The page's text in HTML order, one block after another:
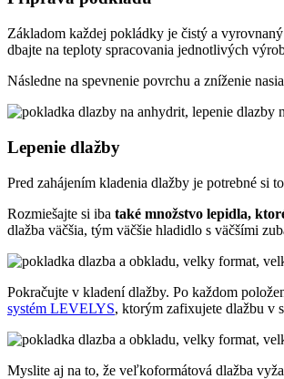
Základom každej pokládky je čistý a
dbajte na teploty spracovania jednotlivých
Následne na spevnenie povrchu a zníženie
Lepenie dlažby
Pred zahájením kladenia dlažby je potrebné si to
Rozmiešajte si iba také množstvo lepidla,
dlažba väčšia, tým väčšie hladidlo s väčšími
Pokračujte v kladení dlažby. Po každom
systém LEVELYS, ktorým zafixujete dlažbu v
Myslite aj na to, že veľkoformátová dlažba